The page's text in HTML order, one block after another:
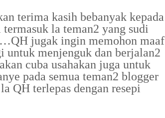
terima kasih bebanyak kepada
la teman2 yang sudi
jugak ingin memohon maaf
untuk menjenguk dan berjalan2
cuba usahakan juga untuk
pada semua teman2 blogger
QH terlepas dengan resepi